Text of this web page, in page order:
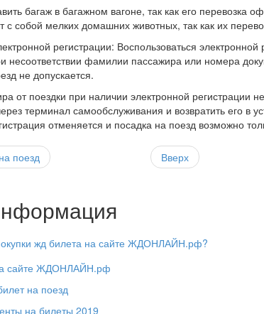
багаж в багажном вагоне, так как его перевозка
с собой мелких домашних животных, так как их
регистрации: Воспользоваться
несоответствии фамилии пассажира или номера
не допускается.
от поездки при наличии электронной
терминал самообслуживания и возвратить его в
отменяется и посадка на поезд возможно
поезд Вверх
жд билета на сайте ЖДОНЛАЙН.рф?
сайте ЖДОНЛАЙН.рф
на поезд
на билеты 2019